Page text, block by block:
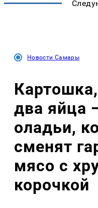
Новости Самары
два яйца
оладьи,
сменят
мясо с
корочкой